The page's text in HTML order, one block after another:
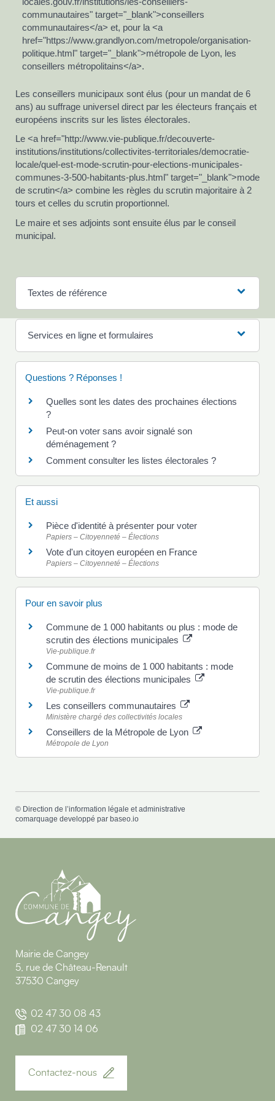
communautaires" target="_blank">conseillers
communautaires</a> et, pour la <a
href="https://www.grandlyon.com/metropole/organisation-
politique.html" target="_blank">métropole de Lyon, les
conseillers métropolitains</a>.
Les conseillers municipaux sont élus (pour un mandat de 6
ans) au suffrage universel direct par les électeurs français et
européens inscrits sur les listes électorales.
Le <a href="http://www.vie-publique.fr/decouverte-
institutions/institutions/collectivites-territoriales/democratie-
locale/quel-est-mode-scrutin-pour-elections-municipales-
communes-3-500-habitants-plus.html" target="_blank">mode
de scrutin</a> combine les règles du scrutin majoritaire à 2
tours et celles du scrutin proportionnel.
Le maire et ses adjoints sont ensuite élus par le conseil
municipal.
Textes de référence
Services en ligne et formulaires
Questions ? Réponses !
Quelles sont les dates des prochaines élections
?
Peut-on voter sans avoir signalé son
déménagement ?
Comment consulter les listes électorales ?
Et aussi
Pièce d'identité à présenter pour voter
Papiers – Citoyenneté – Élections
Vote d'un citoyen européen en France
Papiers – Citoyenneté – Élections
Pour en savoir plus
Commune de 1 000 habitants ou plus : mode de
scrutin des élections municipales
Vie-publique.fr
Commune de moins de 1 000 habitants : mode
de scrutin des élections municipales
Vie-publique.fr
Les conseillers communautaires
Ministère chargé des collectivités locales
Conseillers de la Métropole de Lyon
Métropole de Lyon
© Direction de l’information légale et administrative
comarquage developpé par baseo.io
Mairie de Cangey
5, rue de Château-Renault
37530 Cangey
02 47 30 08 43
02 47 30 14 06
Contactez-nous